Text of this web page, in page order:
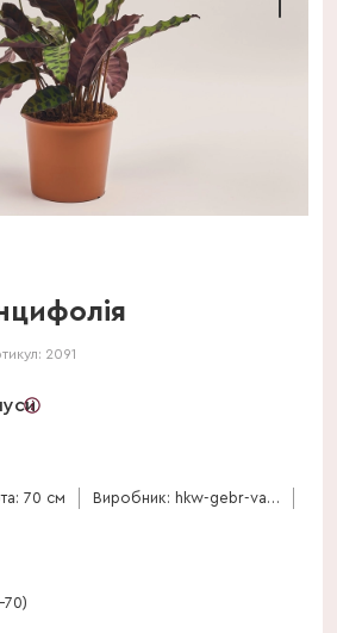
2091
70 см
Виробник: hkw-gebr-valstar
70)